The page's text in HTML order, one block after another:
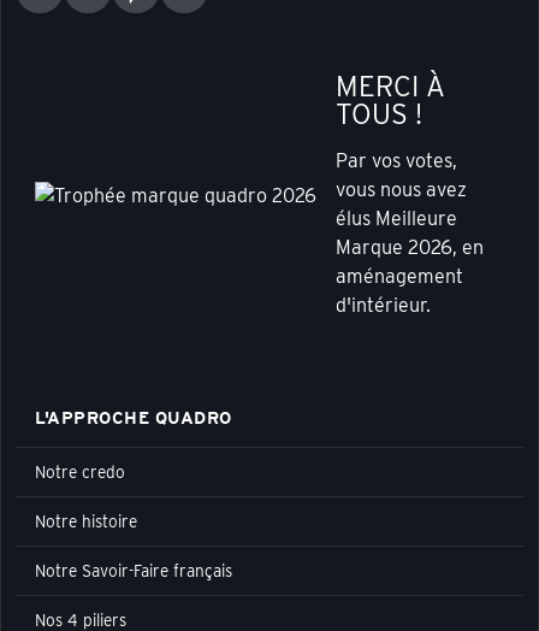
MERCI À
TOUS !
Par vos votes,
vous nous avez
élus Meilleure
Marque 2026, en
aménagement
d'intérieur.
L'APPROCHE QUADRO
Notre credo
Notre histoire
Notre Savoir-Faire français
Nos 4 piliers